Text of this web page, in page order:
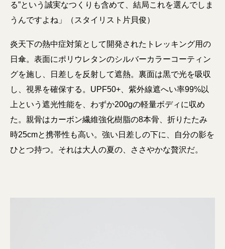
る”という誠実なつくりも含めて、結局これを選んでしま
うんですよね」（スタイリスト片貝俊）
炎天下の熱中症対策として開発されたトレッキング用の
日傘。表面にポリウレタンのシルバーカラーコーティン
グを施し、日差しを反射して遮熱。裏面は黒で光を吸収
し、視界を確保する。UPF50+、紫外線遮へい率99%以
上という遮光性能を、わずか200gの軽量ボディに収め
た。親骨はカーボン繊維強化樹脂の8本骨、折りたたみ
時25cmと携帯性も高い。強い日差しの下に、自分の影を
ひとつ持つ。それは大人の夏の、ささやかな贅沢だ。